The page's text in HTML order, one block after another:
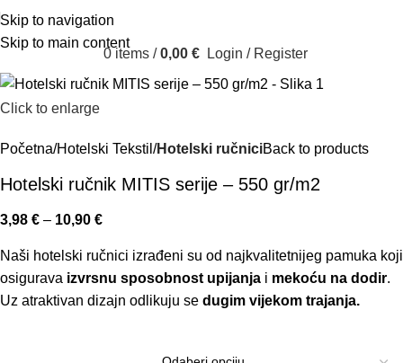
Skip to navigation
Skip to main content
0 items / 0,00 € Login / Register
Click to enlarge
Početna Hotelski Tekstil Hotelski ručniciBack to products
Hotelski ručnik MITIS serije – 550 gr/m2
3,98 € – 10,90 €
Naši hotelski ručnici izrađeni su od najkvalitetnijeg pamuka koji
osigurava izvrsnu sposobnost upijanja i mekoću na dodir.
Uz atraktivan dizajn odlikuju se dugim vijekom trajanja.